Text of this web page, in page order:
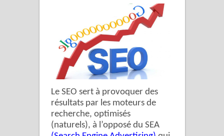
Le SEO sert à provoquer des
résultats par les moteurs de
recherche, optimisés
(naturels), à l’opposé du SEA